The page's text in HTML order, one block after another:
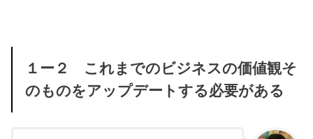
１ー２ これまでのビジネスの価値観そ
のものをアップデートする必要がある